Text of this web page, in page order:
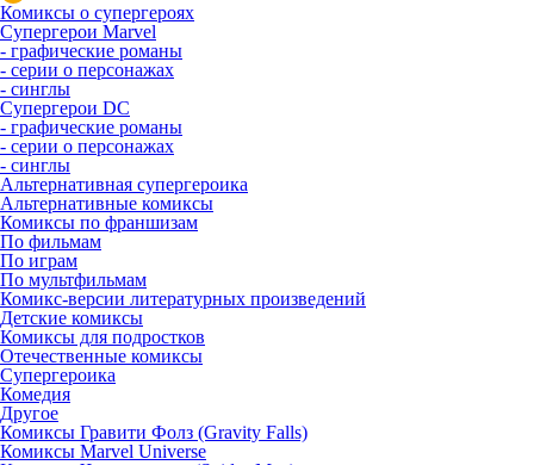
Комиксы о супергероях
Супергерои Marvel
- графические романы
- серии о персонажах
- синглы
Супергерои DC
- графические романы
- серии о персонажах
- синглы
Альтернативная супергероика
Альтернативные комиксы
Комиксы по франшизам
По фильмам
По играм
По мультфильмам
Комикс-версии литературных произведений
Детские комиксы
Комиксы для подростков
Отечественные комиксы
Супергероика
Комедия
Другое
Комиксы Гравити Фолз (Gravity Falls)
Комиксы Marvel Universe